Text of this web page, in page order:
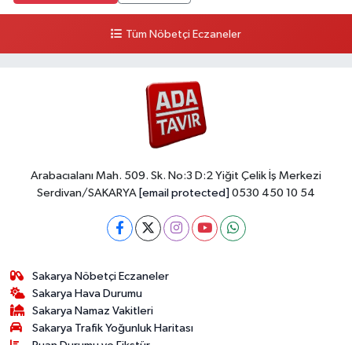
Tüm Nöbetçi Eczaneler
Arabacıalanı Mah. 509. Sk. No:3 D:2 Yiğit Çelik İş Merkezi
Serdivan/SAKARYA [email protected] 0530 450 10 54
Sakarya Nöbetçi Eczaneler
Sakarya Hava Durumu
Sakarya Namaz Vakitleri
Sakarya Trafik Yoğunluk Haritası